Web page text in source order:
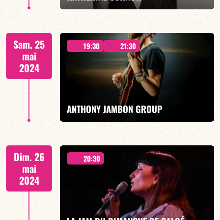
Sam. 25
mai
2024
19:30 21:30
ANTHONY JAMBON GROUP
EN SAVOIR PLUS
Dim. 26
mai
2024
20:30